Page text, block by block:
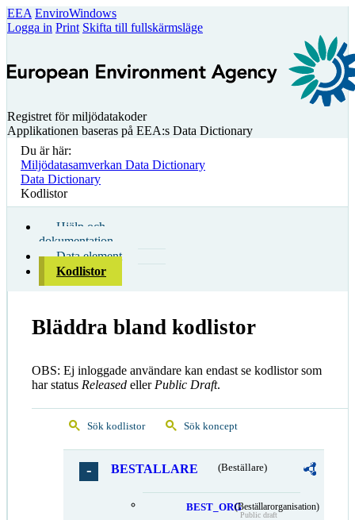
EEA EnviroWindows
Logga in Print Skifta till fullskärmsläge
Registret för miljödatakoder
Applikationen baseras på EEA:s Data Dictionary
Du är här:
Miljödatasamverkan Data Dictionary
Data Dictionary
Kodlistor
Hjälp och
dokumentation
Data element
Kodlistor
Bläddra bland kodlistor
OBS: Ej inloggade användare kan endast se kodlistor som
har status Released eller Public Draft.
Sök kodlistor Sök koncept
BESTALLARE (Beställare)
BEST_ORG(Beställarorganisation)
Public draft